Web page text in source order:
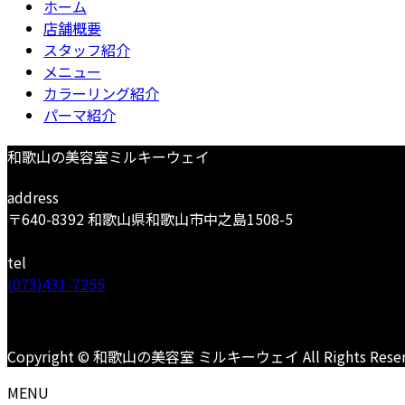
ホーム
店舗概要
スタッフ紹介
メニュー
カラーリング紹介
パーマ紹介
和歌山の美容室ミルキーウェイ
address
〒640-8392 和歌山県和歌山市中之島1508-5
tel
(073)431-7255
Copyright © 和歌山の美容室 ミルキーウェイ All Rights
MENU